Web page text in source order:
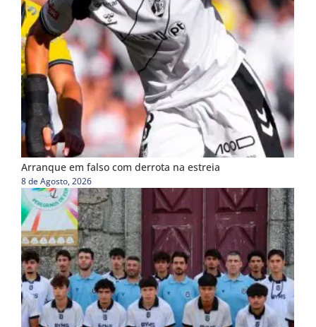
Arranque em falso com derrota na estreia
8 de Agosto, 2026